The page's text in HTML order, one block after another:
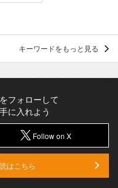
キーワードをもっと見る
フォローして
に入れよう
Follow on X
はこちら